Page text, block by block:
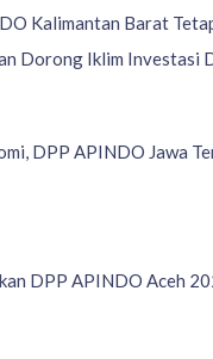
Kalimantan Barat
Dorong Iklim Investasi
DPP APINDO Jawa
DPP APINDO Aceh